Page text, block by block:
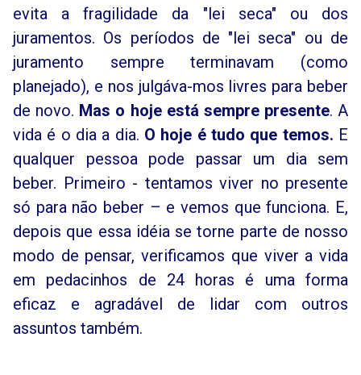
evita a fragilidade da "lei seca" ou dos
juramentos. Os períodos de "lei seca" ou de
juramento sempre terminavam (como
planejado), e nos julgáva-mos livres para beber
de novo. Mas o hoje está sempre presente. A
vida é o dia a dia. O hoje é tudo que temos. E
qualquer pessoa pode passar um dia sem
beber. Primeiro - tentamos viver no presente
só para não beber – e vemos que funciona. E,
depois que essa idéia se torne parte de nosso
modo de pensar, verificamos que viver a vida
em pedacinhos de 24 horas é uma forma
eficaz e agradável de lidar com outros
assuntos também.